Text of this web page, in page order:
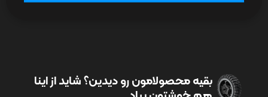
بقیه محصولامون رو دیدین؟ شاید از اینا